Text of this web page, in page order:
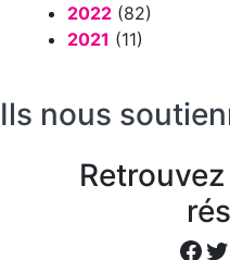
2022 (82)
2021 (11)
Ils nous